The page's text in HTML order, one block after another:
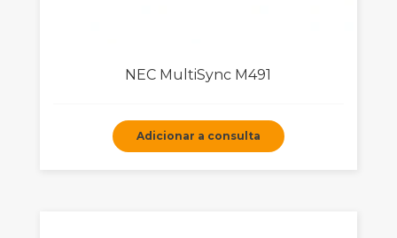
NEC MultiSync M491
Adicionar a consulta